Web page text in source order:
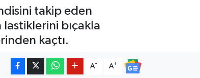
takip eden
lastiklerini bıçakla
kaçtı.
A- A+